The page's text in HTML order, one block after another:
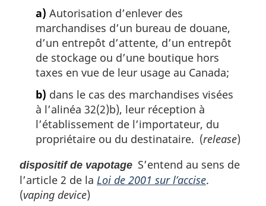
a) Autorisation d’enlever des
marchandises d’un bureau de douane,
d’un entrepôt d’attente, d’un entrepôt
de stockage ou d’une boutique hors
taxes en vue de leur usage au Canada;
b) dans le cas des marchandises visées
à l’alinéa 32(2)b), leur réception à
l’établissement de l’importateur, du
propriétaire ou du destinataire. (release)
dispositif de vapotage S’entend au sens de
l’article 2 de la Loi de 2001 sur l’accise.
(vaping device)